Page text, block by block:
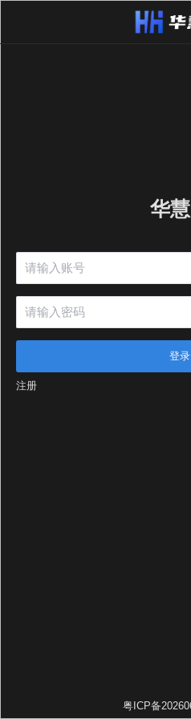
华
登录
注册
粤ICP备